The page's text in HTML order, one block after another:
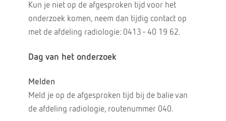
Kun je niet op de afgesproken tijd voor het
onderzoek komen, neem dan tijdig contact op
met de afdeling radiologie: 0413 - 40 19 62.
Dag van het onderzoek
Melden
Meld je op de afgesproken tijd bij de balie van
de afdeling radiologie, routenummer 040.